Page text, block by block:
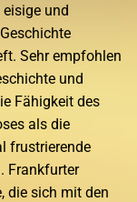
und
Sehr empfohlen
und
Fähigkeit des
als die
frustrierende
Frankfurter
die sich mit den